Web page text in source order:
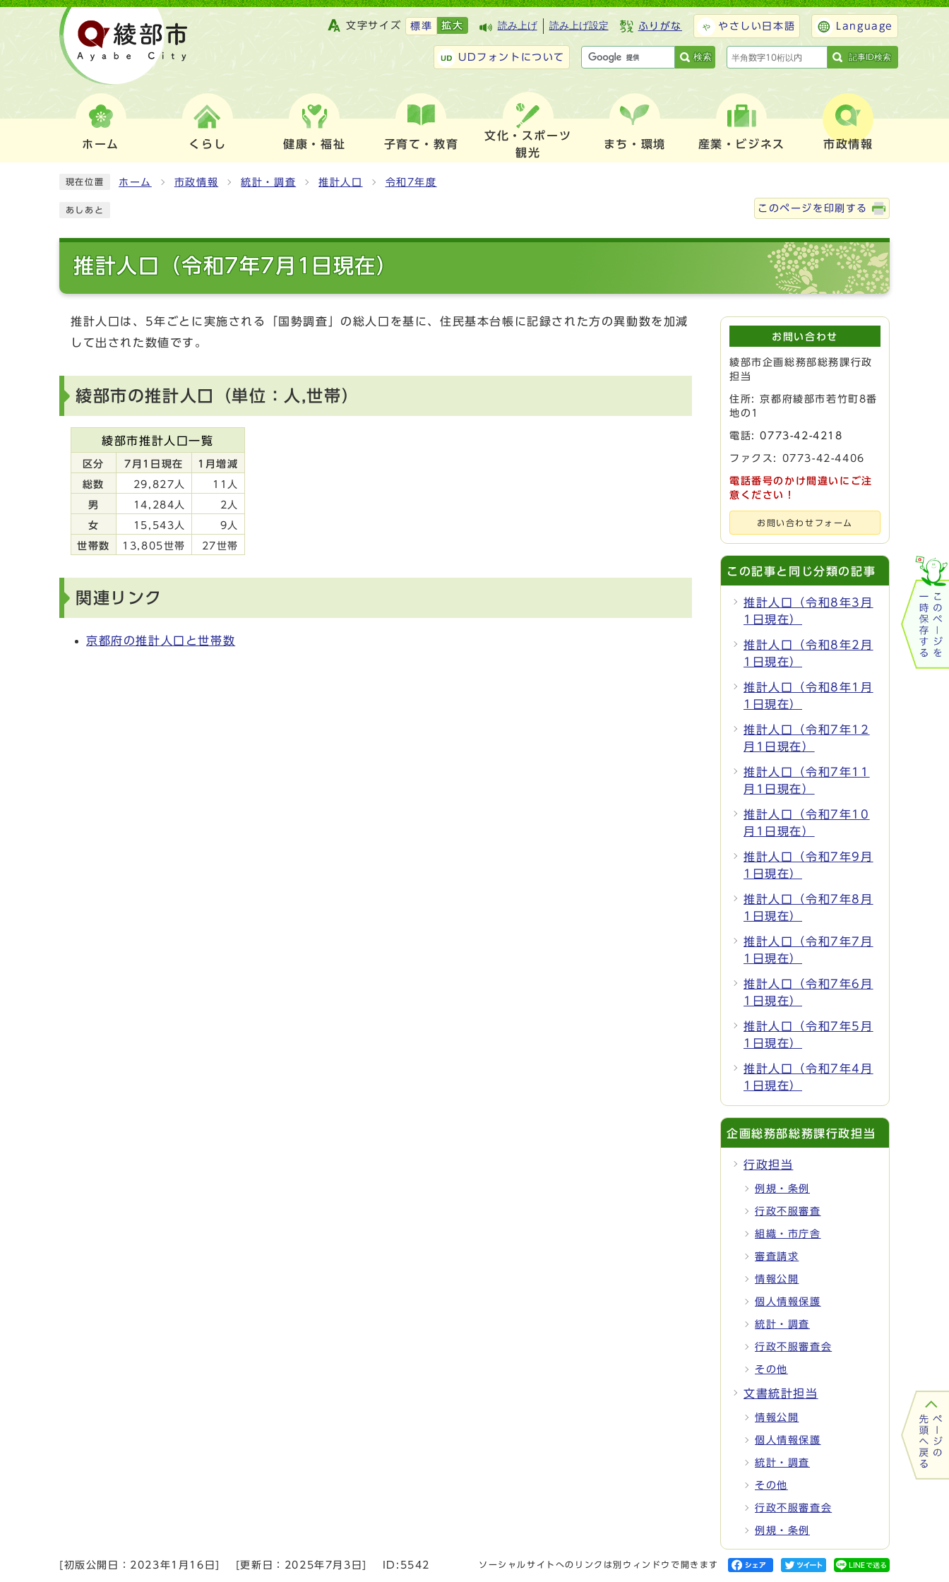
文字サイズ 標準 拡大 読み上げ 読み上げ設定 ふりがな やさしい日本語 Language
UDフォントについて 検索 記事ID検索
ホーム くらし 健康・福祉 子育て・教育
文化・スポーツ
観光
まち・環境 産業・ビジネス 市政情報
現在位置 ホーム 市政情報 統計・調査 推計人口 令和7年度
あしあと このページを印刷する
推計人口（令和7年7月1日現在）
推計人口は、5年ごとに実施される「国勢調査」の総人口を基に、住民基本台帳に記録された方の異動数を加減
して出された数値です。
綾部市の推計人口（単位：人,世帯）
綾部市推計人口一覧
区分 7月1日現在 1月増減
総数 29,827人 11人
男 14,284人 2人
女 15,543人 9人
世帯数 13,805世帯 27世帯
関連リンク
京都府の推計人口と世帯数
お問い合わせ
綾部市企画総務部総務課行政
担当
住所: 京都府綾部市若竹町8番
地の1
電話:0773-42-4218
ファクス: 0773-42-4406
電話番号のかけ間違いにご注
意ください！
お問い合わせフォーム
この記事と同じ分類の記事
推計人口（令和8年3月
1日現在）
推計人口（令和8年2月
1日現在）
推計人口（令和8年1月
1日現在）
推計人口（令和7年12
月1日現在）
推計人口（令和7年11
月1日現在）
推計人口（令和7年10
月1日現在）
推計人口（令和7年9月
1日現在）
推計人口（令和7年8月
1日現在）
推計人口（令和7年7月
1日現在）
推計人口（令和7年6月
1日現在）
推計人口（令和7年5月
1日現在）
推計人口（令和7年4月
1日現在）
企画総務部総務課行政担当
行政担当
例規・条例
行政不服審査
組織・市庁舎
審査請求
情報公開
個人情報保護
統計・調査
行政不服審査会
その他
文書統計担当
情報公開
個人情報保護
統計・調査
その他
行政不服審査会
例規・条例
[初版公開日： 2023年1月16日 [更新日： 2025年7月3日 ID:5542 ソーシャルサイトへのリンクは別ウィンドウで開きます